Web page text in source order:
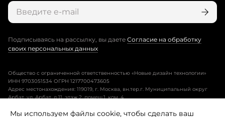
Подписываясь на рассылку, вы даете Согласие на обработку
своих персональных данных
Общество с ограниченной ответственностью «Новые дизайн технологии»
ИНН 9703051534 ОГРН 1217700473605
Адрес местонахождения: 119019, г. Москва, вн.тер.г. Муниципальный округ
Арбат, ул. Арбат, д.11, этаж 2, помещ.1, ком. 4.
Мы используем файлы cookie, чтобы сделать ваш